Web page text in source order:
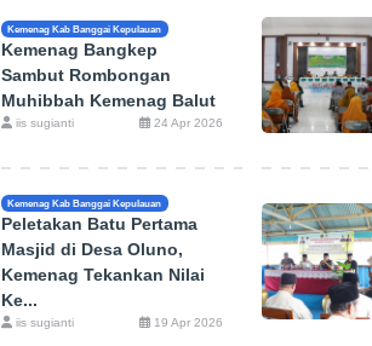
Kemenag Kab Banggai Kepulauan
Kemenag Bangkep
Sambut Rombongan
Muhibbah Kemenag Balut
iis sugianti 24 Apr 2026
Kemenag Kab Banggai Kepulauan
Peletakan Batu Pertama
Masjid di Desa Oluno,
Kemenag Tekankan Nilai
Ke...
iis sugianti 19 Apr 2026